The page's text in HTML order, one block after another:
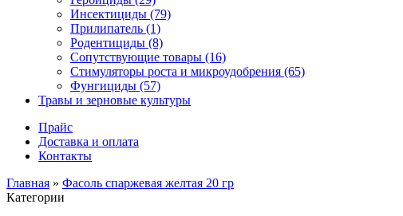
Инсектициды (79)
Прилипатель (1)
Родентициды (8)
Сопутствующие товары (16)
Стимуляторы роста и микроудобрения (65)
Фунгициды (57)
Травы и зерновые культуры
Прайс
Доставка и оплата
Контакты
Главная » Фасоль спаржевая желтая 20 гр
Категории